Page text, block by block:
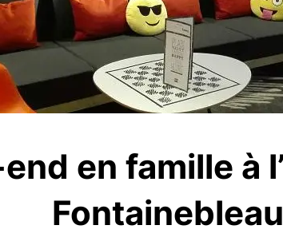
en famille à
Fontainebleau